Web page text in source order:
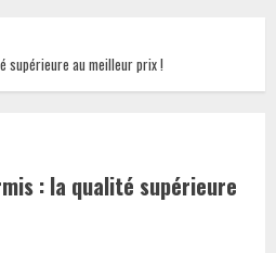
supérieure au meilleur prix !
: la qualité supérieure